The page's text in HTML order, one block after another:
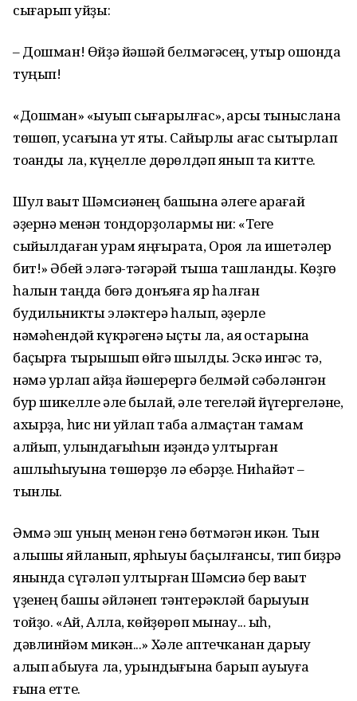
сығарып ҡуйҙы:
– Дошман! Өйҙә йәшәй белмәгәсең, утыр ошонда
туңып!
«Дошман» «ҡыуып сығарылғас», ҡарсыҡ тыныслана
төшөп, усағына ут яҡты. Сайырлы ағас сытырлап
тоҡанды ла, күңелле дөрөлдәп янып та китте.
Шул ваҡыт Шәмсиәнең башына әлеге ҡарағай
әҙернә менән тондорҙолармы ни: «Теге
сыйылдаған урам яңғырата, Орҡоя ла ишетәлер
бит!» Әбей эләгә-тәгәрәй тышҡа ташланды. Көҙгө
һалҡын таңда бөгә донъяға яр һалған
будильникты эләктерә һалып, ҡәҙерле
нәмәһендәй күкрәгенә ҡыҫты ла, аяҡ остарына
баҫырға тырышып өйгә шылды. Эскә ингәс тә,
нәмә урлап ҡайҙа йәшерергә белмәй сәбәләнгән
бур шикелле әле былай, әле тегеләй йүгергеләне,
ахырҙа, һис ни уйлап таба алмаҫтан тамам
алйып, ҡулындағыһын иҙәндә ултырған
ашлыһыуына төшөрҙө лә ебәрҙе. Ниһайәт –
тынлыҡ.
Әммә эш уның менән генә бөтмәгән икән. Тын
алышы яйланып, ярһыуы баҫылғансы, тип биҙрә
янында сүгәләп ултырған Шәмсиә бер ваҡыт
үҙенең башы әйләнеп тәнтерәкләй барыуын
тойҙо. «Ай, Алла, көйҙөрөп мынау... ыһ,
дәвлинйәм микән...» Хәле аптечканан дарыу
алып ҡабыуға ла, урындығына барып ауыуға
ғына етте.